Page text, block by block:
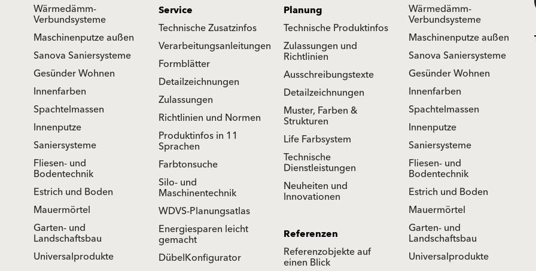
Wärmedämm-
Verbundsysteme
Maschinenputze außen
Sanova Saniersysteme
Gesünder Wohnen
Innenfarben
Spachtelmassen
Innenputze
Saniersysteme
Fliesen- und
Bodentechnik
Estrich und Boden
Mauermörtel
Garten- und
Landschaftsbau
Universalprodukte
Wärmedämm-
Verbundsysteme
Maschinenputze außen
Sanova Saniersysteme
Gesünder Wohnen
Innenfarben
Spachtelmassen
Innenputze
Saniersysteme
Fliesen- und
Bodentechnik
Estrich und Boden
Mauermörtel
Garten- und
Landschaftsbau
Universalprodukte
Service
Technische Zusatzinfos
Verarbeitungsanleitungen
Formblätter
Detailzeichnungen
Zulassungen
Richtlinien und Normen
Produktinfos in 11
Sprachen
Farbtonsuche
Silo- und
Maschinentechnik
WDVS-Planungsatlas
Energiesparen leicht
gemacht
DübelKonfigurator
Planung
Technische Produktinfos
Zulassungen und
Richtlinien
Ausschreibungstexte
Detailzeichnungen
Muster, Farben &
Strukturen
Life Farbsystem
Technische
Dienstleistungen
Neuheiten und
Innovationen
Referenzen
Referenzobjekte auf
einen Blick